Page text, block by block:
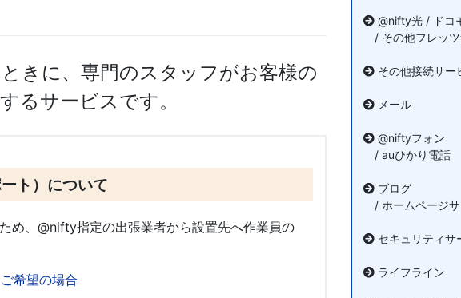
きに、専門のスタッフがお客様の
るサービスです。
ト）について
め、@nifty指定の出張業者から設置先へ作業員の
希望の場合
@nifty光 / ドコ
/ その他フレッツ
その他接続サー
メール
@niftyフォン
/ auひかり電話
ブログ
/ ホームページサ
セキュリティサ
ライフライン